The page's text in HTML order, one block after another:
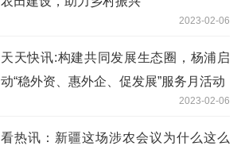
2023-02-06
天天快讯:构建共同发展生态圈，杨浦启
动“稳外资、惠外企、促发展”服务月活动
2023-02-06
看热讯：新疆这场涉农会议为什么这么